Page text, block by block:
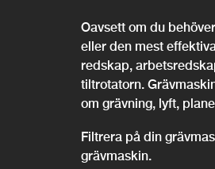
Oavsett om du
eller den mest
redskap,
tiltrotatorn.
om grävning, lyft,
Filtrera på din
grävmaskin.